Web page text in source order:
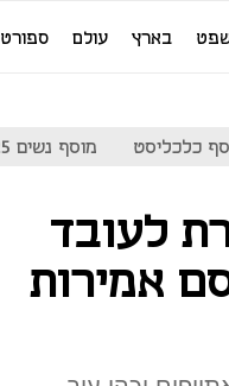
בארץ עולם ספורט
כלכליסט מוסף נשים 2025
לעובד
אמירות